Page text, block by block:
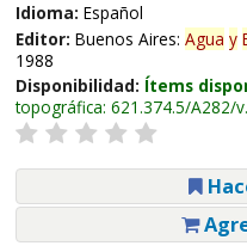
Idioma: Español
Editor: Buenos Aires: Agua y
1988
Disponibilidad: Ítems
topográfica: 621.374.5/A282/